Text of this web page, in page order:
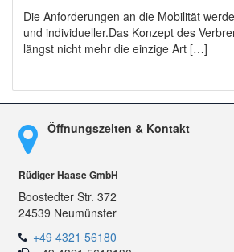
Die Anforderungen an die Mobilität
und individueller.Das Konzept des
längst nicht mehr die einzige Art […]
Öffnungszeiten & Kontakt
Rüdiger Haase GmbH
Boostedter Str. 372
24539 Neumünster
+49 4321 56180